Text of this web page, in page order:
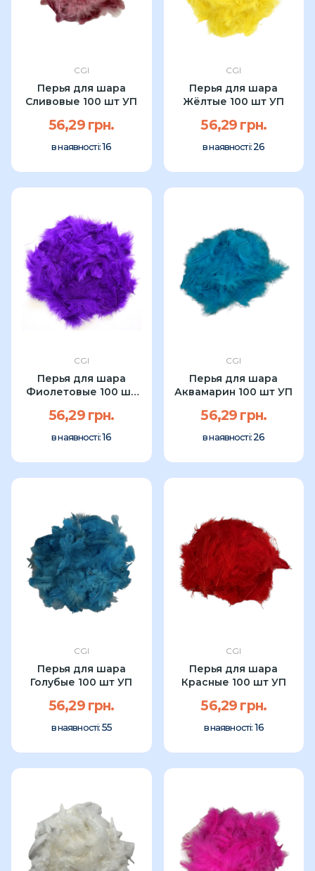
CGI
Перья для шара
Сливовые 100 шт УП
56,29 грн.
в наявності:16
CGI
Перья для шара
Жёлтые 100 шт УП
56,29 грн.
в наявності:26
CGI
Перья для шара
Фиолетовые 100 шт
56,29 грн.
в наявності:16
CGI
Перья для шара
Аквамарин 100 шт УП
56,29 грн.
в наявності:26
CGI
Перья для шара
Голубые 100 шт УП
56,29 грн.
в наявності: 55
CGI
Перья для шара
Красные 100 шт УП
56,29 грн.
в наявності: 16